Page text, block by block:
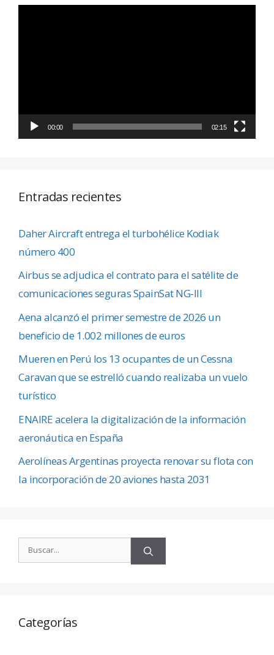
00:00 02:15
Entradas recientes
Daher Aircraft entrega el turbohélice Kodiak
número 400
Airbus se adjudica el contrato para el satélite de
comunicaciones seguras SpainSat NG-III
Aena alcanzó el primer semestre de 2026 un
beneficio de 1.002 millones de euros
Mueren en Perú los 13 ocupantes de un Cessna
Caravan que se estrelló cuando realizaba un vuelo
turístico
ENAIRE acelera la digitalización de la información
aeronáutica en España
Aerolíneas Argentinas proyecta renovar su flota con
la incorporación de 20 aviones hasta 2031
Categorías